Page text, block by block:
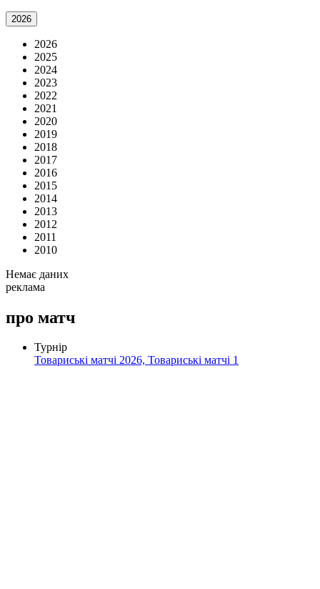
2026
2026
2025
2024
2023
2022
2021
2020
2019
2018
2017
2016
2015
2014
2013
2012
2011
2010
Немає даних
реклама
про матч
Турнір
Товариські матчі 2026, Товариські матчі 1